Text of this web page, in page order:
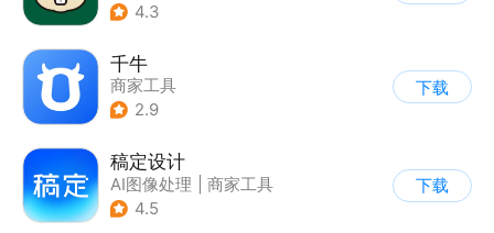
4.3
千牛
商家工具
2.9
下载
稿定设计
AI图像处理
商家工具
4.5
下载